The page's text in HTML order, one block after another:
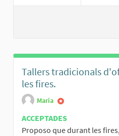
Tallers tradicionals
les fires.
Maria
ACCEPTADES
Proposo que durant les